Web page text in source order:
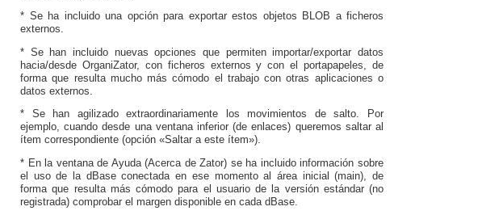
* Se ha incluido una opción para exportar estos objetos BLOB a ficheros
externos.
* Se han incluido nuevas opciones que permiten importar/exportar datos
hacia/desde OrganiZator, con ficheros externos y con el portapapeles, de
forma que resulta mucho más cómodo el trabajo con otras aplicaciones o
datos externos.
* Se han agilizado extraordinariamente los movimientos de salto. Por
ejemplo, cuando desde una ventana inferior (de enlaces) queremos saltar al
ítem correspondiente (opción «Saltar a este ítem»).
* En la ventana de Ayuda (Acerca de Zator) se ha incluido información sobre
el uso de la dBase conectada en ese momento al área inicial (main), de
forma que resulta más cómodo para el usuario de la versión estándar (no
registrada) comprobar el margen disponible en cada dBase.